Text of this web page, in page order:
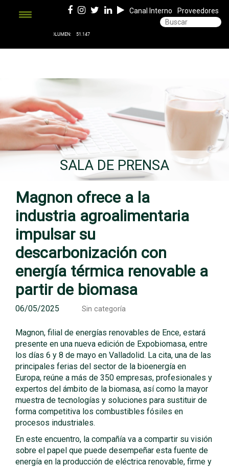
Canal Interno Proveedores
SALA DE PRENSA
Magnon ofrece a la
industria agroalimentaria
impulsar su
descarbonización con
energía térmica renovable a
partir de biomasa
06/05/2025 Sin categoría
Magnon, filial de energías renovables de Ence, estará
presente en una nueva edición de Expobiomasa, entre
los días 6 y 8 de mayo en Valladolid. La cita, una de las
principales ferias del sector de la bioenergía en
Europa, reúne a más de 350 empresas, profesionales y
expertos del ámbito de la biomasa, así como la mayor
muestra de tecnologías y soluciones para sustituir de
forma competitiva los combustibles fósiles en
procesos industriales.
En este encuentro, la compañía va a compartir su visión
sobre el papel que puede desempeñar esta fuente de
energía en la producción de eléctrica renovable, firme y